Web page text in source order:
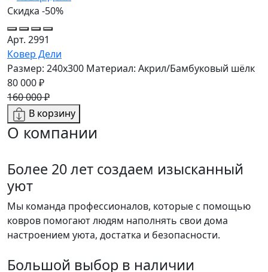
Скидка -50%
Арт. 2991
Ковер Дели
Размер: 240х300 Материал: Акрил/Бамбуковый шёлк
80 000 ₽
160 000 ₽
В корзину
О компании
Более 20 лет создаем изысканный
уют
Мы команда профессионалов, которые с помощью
ковров помогают людям наполнять свои дома
настроением уюта, достатка и безопасности.
Большой выбор в наличии